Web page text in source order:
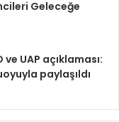
Geleceğe
UAP açıklaması:
paylaşıldı